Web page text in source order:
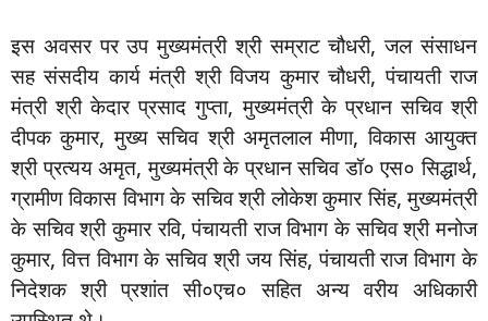
इस अवसर पर उप मुख्यमंत्री श्री सम्राट चौधरी, जल संसाधन
सह संसदीय कार्य मंत्री श्री विजय कुमार चौधरी, पंचायती राज
मंत्री श्री केदार प्रसाद गुप्ता, मुख्यमंत्री के प्रधान सचिव श्री
दीपक कुमार, मुख्य सचिव श्री अमृतलाल मीणा, विकास आयुक्त
श्री प्रत्यय अमृत, मुख्यमंत्री के प्रधान सचिव डॉ० एस० सिद्धार्थ,
ग्रामीण विकास विभाग के सचिव श्री लोकेश कुमार सिंह, मुख्यमंत्री
के सचिव श्री कुमार रवि, पंचायती राज विभाग के सचिव श्री मनोज
कुमार, वित्त विभाग के सचिव श्री जय सिंह, पंचायती राज विभाग के
निदेशक श्री प्रशांत सी०एच० सहित अन्य वरीय अधिकारी